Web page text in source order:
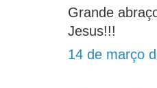
Grande
Jesus!!!
14 de março